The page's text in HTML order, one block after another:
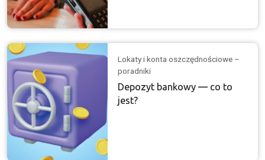
Lokaty i konta oszczędnościowe –
poradniki
Depozyt bankowy — co to
jest?